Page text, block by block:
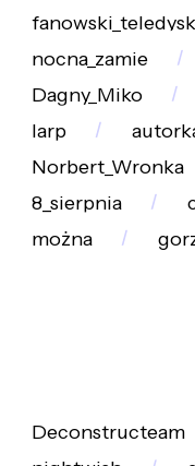
fanowski_teledysk
nocna_zamie
Dagny_Miko
larp
Norbert_Wronka
8_sierpnia
można
Deconstructeam